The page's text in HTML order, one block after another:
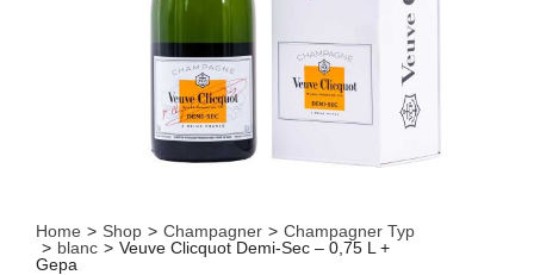
Home > Shop > Champagner > Champagner Typ
> blanc > Veuve Clicquot Demi-Sec – 0,75 L +
Gepa